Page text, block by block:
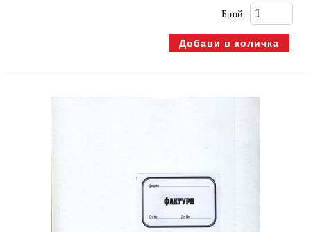
Брой: